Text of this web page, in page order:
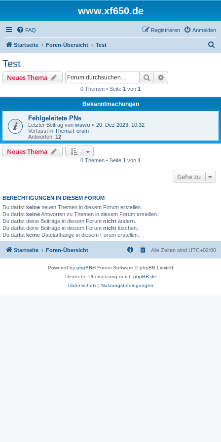
www.xf650.de
FAQ Anmelden
Registrieren
Startseite Foren-Übersicht Test
Test
Neues Thema Suche
0 Themen • Seite 1 von 1
Bekanntmachungen
Fehlgeleitete PNs
Letzter Beitrag von wawu « 20. Dez 2023, 10:32
Verfasst in Thema Forum
Antworten: 12
Neues Thema
0 Themen • Seite 1 von 1
Gehe zu
BERECHTIGUNGEN IN DIESEM FORUM
Du darfst keine neuen Themen in diesem Forum erstellen.
Du darfst keineAntworten zu Themen in diesem Forum erstellen.
Du darfst deine Beiträge in diesem Forum nicht ändern.
Du darfst deine Beiträge in diesem Forum nicht löschen.
Du darfst keine Dateianhänge in diesem Forum erstellen.
Startseite Foren-Übersicht Alle Zeiten sind UTC+02:00
Powered by phpBB® Forum Software © phpBB Limited
Deutsche Übersetzung durch phpBB.de
Datenschutz| Nutzungsbedingungen